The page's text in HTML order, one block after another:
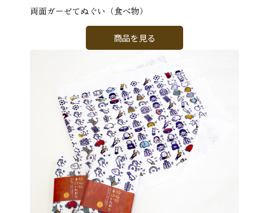
両面ガーゼてぬぐい（食べ物）
商品を見る